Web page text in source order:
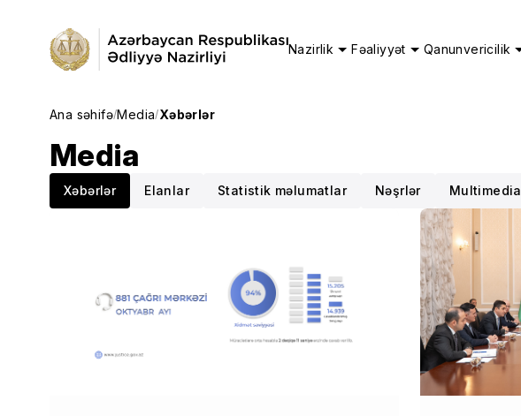
Nazirlik Fəaliyyət Qanunvericilik
Ana səhifə/Media/Xəbərlər
Media
Xəbərlər Elanlar Statistik məlumatlar Nəşrlər Multimedia